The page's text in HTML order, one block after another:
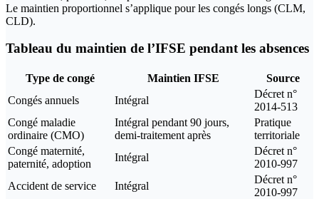
Le maintien proportionnel s’applique pour les congés longs (CLM,
CLD).
Tableau du maintien de l’IFSE pendant les absences
Type de congé Maintien IFSE
Source
Congés annuels
Intégral
Décret n°
2014-513
Congé maladie
ordinaire (CMO)
Intégral pendant 90 jours,
demi-traitement après
Pratique
territoriale
Congé maternité,
paternité, adoption
Intégral
Décret n°
2010-997
Accident de service
Intégral
Décret n°
2010-997